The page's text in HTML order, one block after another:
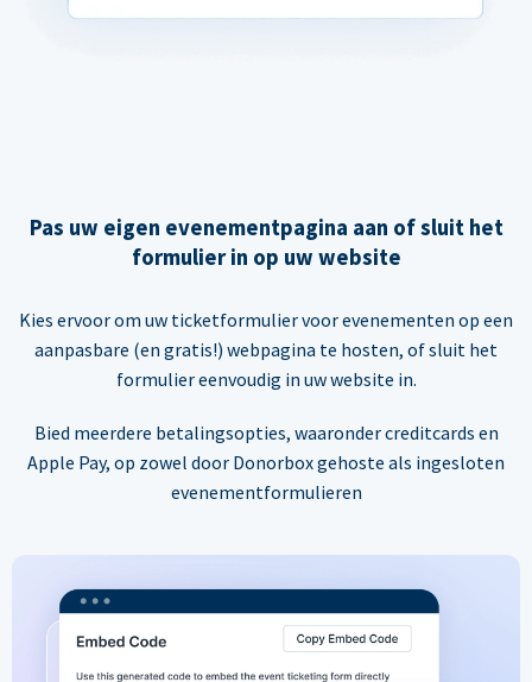
Pas uw eigen evenementpagina aan of sluit het
formulier in op uw website
Kies ervoor om uw ticketformulier voor evenementen op een
aanpasbare (en gratis!) webpagina te hosten, of sluit het
formulier eenvoudig in uw website in.
Bied meerdere betalingsopties, waaronder creditcards en
Apple Pay, op zowel door Donorbox gehoste als ingesloten
evenementformulieren